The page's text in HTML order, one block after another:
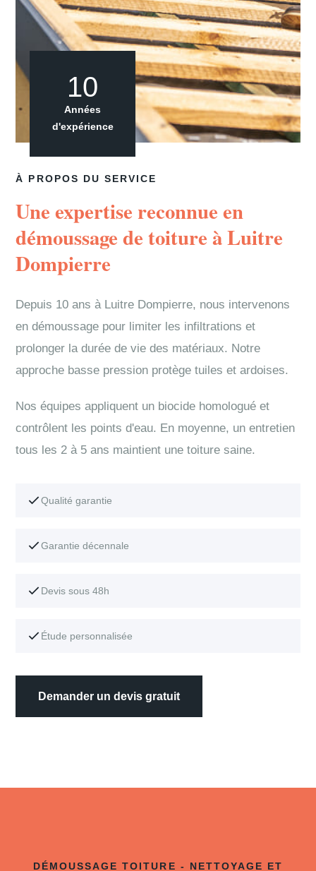
À PROPOS DU SERVICE
Une expertise reconnue en
démoussage de toiture à Luitre
Dompierre
Depuis 10 ans à Luitre Dompierre, nous intervenons
en démoussage pour limiter les infiltrations et
prolonger la durée de vie des matériaux. Notre
approche basse pression protège tuiles et ardoises.
Nos équipes appliquent un biocide homologué et
contrôlent les points d'eau. En moyenne, un entretien
tous les 2 à 5 ans maintient une toiture saine.
Qualité garantie
Garantie décennale
Devis sous 48h
Étude personnalisée
Demander un devis gratuit
10
Années
d'expérience
DÉMOUSSAGE TOITURE - NETTOYAGE ET